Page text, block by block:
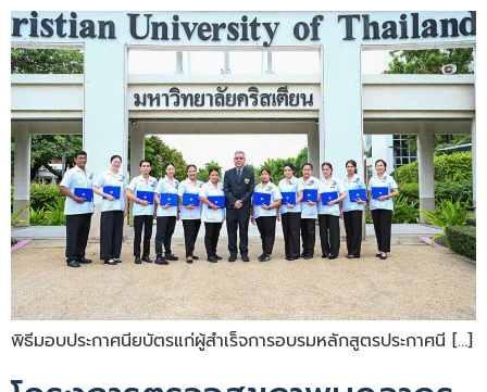
พิธีมอบประกาศนียบัตรแก่ผู้สำเร็จการอบรมหลักสูตรประกาศนี […]